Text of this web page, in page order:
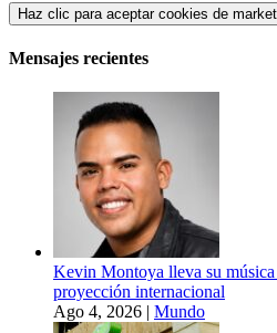
Haz clic para aceptar cookies de
Mensajes recientes
Kevin Montoya lleva su
proyección internacional
Ago 4, 2026 | Mundo